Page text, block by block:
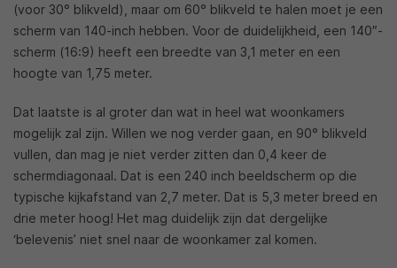
(voor 30° blikveld), maar om 60° blikveld te halen moet je een
scherm van 140-inch hebben. Voor de duidelijkheid, een 140″-
scherm (16:9) heeft een breedte van 3,1 meter en een
hoogte van 1,75 meter.
Dat laatste is al groter dan wat in heel wat woonkamers
mogelijk zal zijn. Willen we nog verder gaan, en 90° blikveld
vullen, dan mag je niet verder zitten dan 0,4 keer de
schermdiagonaal. Dat is een 240 inch beeldscherm op die
typische kijkafstand van 2,7 meter. Dat is 5,3 meter breed en
drie meter hoog! Het mag duidelijk zijn dat dergelijke
‘belevenis’ niet snel naar de woonkamer zal komen.